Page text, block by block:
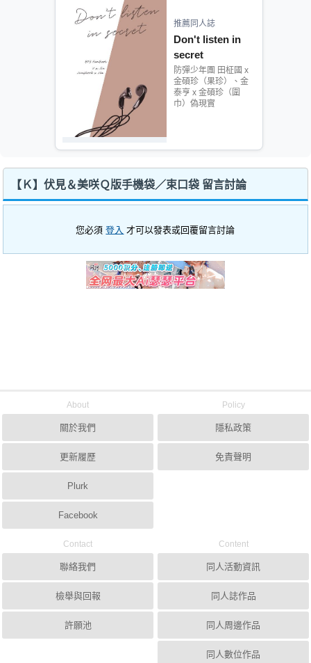
推薦同人誌
Don't listen in
secret
防彈少年團 田柾國 x
金碩珍（果珍）、金
泰亨 x 金碩珍（圍
巾）偽現實
【Ｋ】伏見＆美咲Ｑ版手機袋／束口袋 留言討論
您必須登入 才可以發表或回覆留言討論
About
關於我們
更新履歷
Plurk
Facebook
Policy
隱私政策
免責聲明
Contact
聯絡我們
檢舉與回報
許願池
Content
同人活動資訊
同人誌作品
同人周邊作品
同人數位作品